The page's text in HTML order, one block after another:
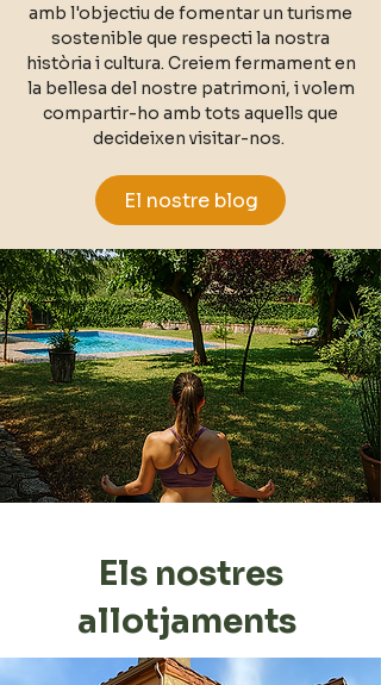
amb l'objectiu de fomentar un turisme
sostenible que respecti la nostra
història i cultura. Creiem fermament en
la bellesa del nostre patrimoni, i volem
compartir-ho amb tots aquells que
decideixen visitar-nos.
El nostre blog
Els nostres
allotjaments